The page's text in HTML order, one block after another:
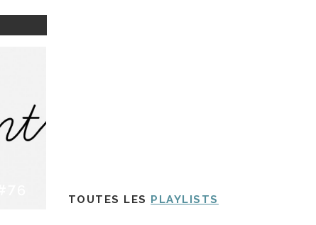
TOUTES LES PLAYLISTS